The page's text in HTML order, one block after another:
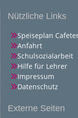
Nützliche Links
Speiseplan
Anfahrt
Schulsozialarbeit
Hilfe für Lehrer
Impressum
Datenschutz
Externe Seiten